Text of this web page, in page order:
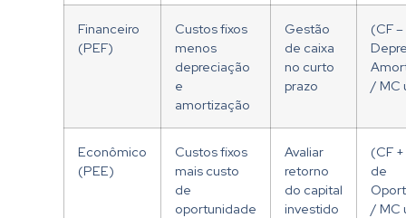
Financeiro
(PEF)
Custos fixos
menos
depreciação
e
amortização
Gestão
de caixa
no curto
prazo
(CF –
/ MC
Econômico
(PEE)
Custos fixos
mais custo
de
oportunidade
Avaliar
retorno
do capital
investido
(CF
de
/ MC